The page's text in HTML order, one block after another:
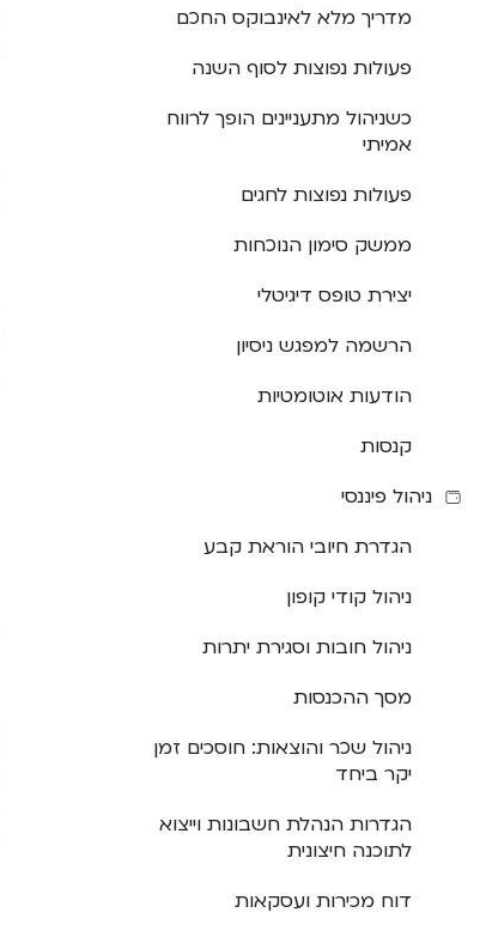
מדריך מלא לאינבוקס החכם
פעולות נפוצות לסוף השנה
כשניהול מתעניינים הופך לרווח
אמיתי
פעולות נפוצות לחגים
ממשק סימון הנוכחות
יצירת טופס דיגיטלי
הרשמה למפגש ניסיון
הודעות אוטומטיות
קנסות
ניהול פיננסי
הגדרת חיובי הוראת קבע
ניהול קודי קופון
ניהול חובות וסגירת יתרות
מסך ההכנסות
ניהול שכר והוצאות: חוסכים זמן
יקר ביחד
הגדרות הנהלת חשבונות וייצוא
לתוכנה חיצונית
דוח מכירות ועסקאות